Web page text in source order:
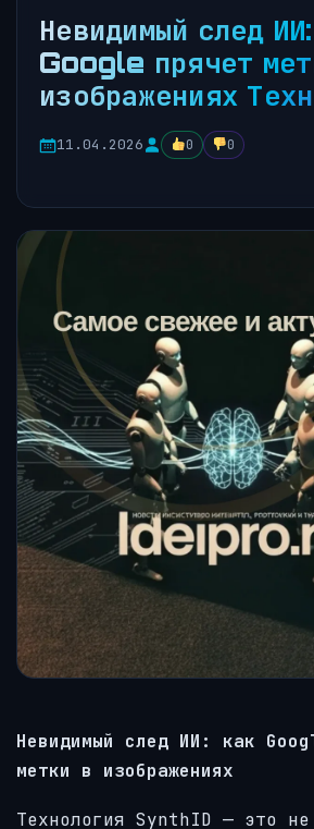
Невидимый след
Google прячет
изображениях
11.04.2026 0 0
Невидимый след ИИ: как
метки в изображениях
Технология SynthID — это